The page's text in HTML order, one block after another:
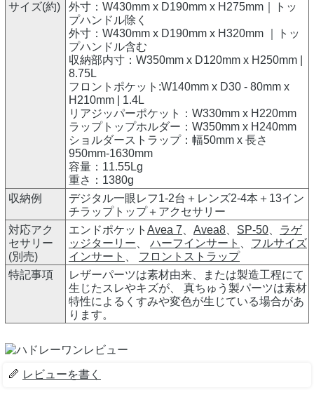
サイズ(約)
外寸：W430mm x D190mm x H275mm｜トッ
プハンドル除く
外寸：W430mm x D190mm x H320mm ｜トッ
プハンドル含む
収納部内寸：W350mm x D120mm x H250mm |
8.75L
フロントポケット:W140mm x D30 - 80mm x
H210mm | 1.4L
リアジッパーポケット：W330mm x H220mm
ラップトップホルダー：W350mm x H240mm
ショルダーストラップ：幅50mm x 長さ
950mm-1630mm
容量：11.55Lg
重さ：1380g
収納例
デジタル一眼レフ1-2台＋レンズ2-4本＋13イン
チラップトップ＋アクセサリー
対応アク
セサリー
(別売)
エンドポケット Avea 7 Avea8 SP-50
ラゲ
ッジターリー
ハーフインサート
フルサイズ
インサート
フロントストラップ
特記事項
レザーパーツは素材由来、または製造工程にて
生じたスレやキズが、 真ちゅう製パーツは素材
特性によるくすみや変色が生じている場合があ
ります。
レビューを書く